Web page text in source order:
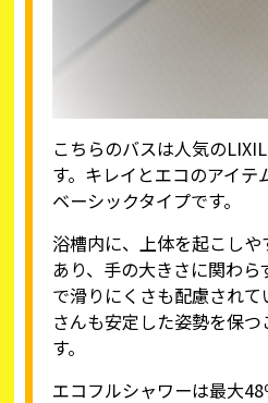
こちらのバスは人気の
す。キレイとエコのアイ
ベーシックタイプです。
浴槽内に、上体を起こし
あり、手の大きさに関わ
で滑りにくさも配慮され
さんも安定した姿勢を保
す。
エコフルシャワーは最大